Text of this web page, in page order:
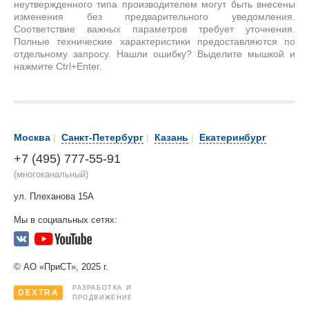
неутвержденного типа производителем могут быть внесены
изменения без предварительного уведомления.
Соответствие важных параметров требует уточнения.
Полные технические характеристики предоставляются по
отдельному запросу. Нашли ошибку? Выделите мышкой и
нажмите Ctrl+Enter.
Москва | Санкт-Петербург | Казань | Екатеринбург
+7 (495) 777-55-91
(многоканальный)
ул. Плеханова 15А
Мы в социальных сетях:
© АО «ПриСТ», 2025 г.
DEXTRA
РАЗРАБОТКА И
ПРОДВИЖЕНИЕ